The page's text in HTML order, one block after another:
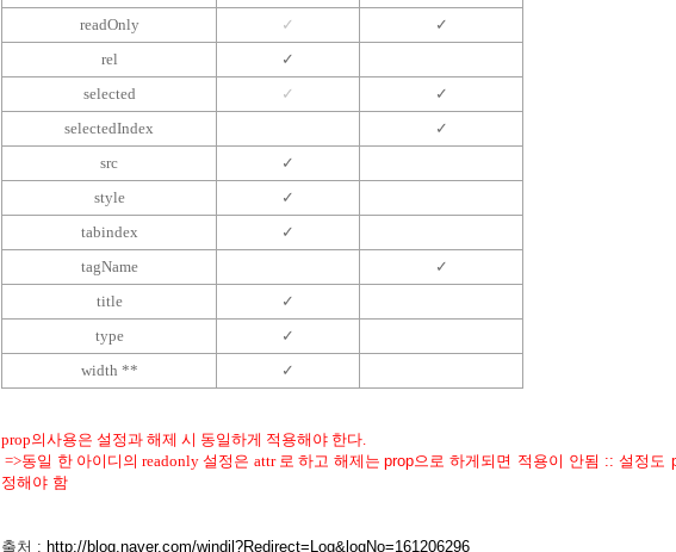
readOnly
✓
✓
rel
✓
selected
✓
✓
selectedIndex
✓
src
✓
style
✓
tabindex
✓
tagName
✓
title
✓
type
✓
width **
✓
prop의사용은 설정과 해제 시 동일하게 적용해야 한다.
=>동일 한 아이디의 readonly 설정은 attr 로 하고 해제는 prop으로 하게되면 적용이 안됨 ::설정도
정해야 함
출처 : http://blog.naver.com/windil?Redirect=Log&logNo=161206296